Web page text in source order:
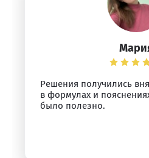
Решения получились
в формулах и
было полезно.